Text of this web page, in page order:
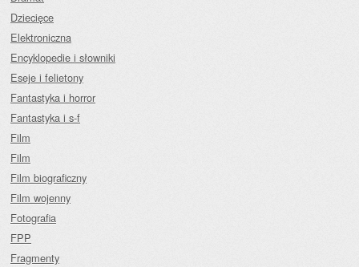
Dziecięce
Elektroniczna
Encyklopedie i słowniki
Eseje i felietony
Fantastyka i horror
Fantastyka i s-f
Film
Film
Film biograficzny
Film wojenny
Fotografia
FPP
Fragmenty